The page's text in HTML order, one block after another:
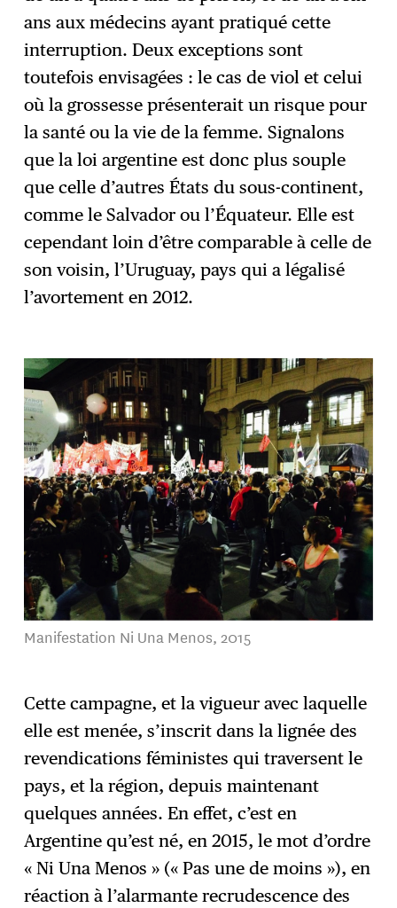
ans aux médecins ayant pratiqué cette
interruption. Deux exceptions sont
toutefois envisagées : le cas de viol et celui
où la grossesse présenterait un risque pour
la santé ou la vie de la femme. Signalons
que la loi argentine est donc plus souple
que celle d’autres États du sous-continent,
comme le Salvador ou l’Équateur. Elle est
cependant loin d’être comparable à celle de
son voisin, l’Uruguay, pays qui a légalisé
l’avortement en 2012.
Manifestation Ni Una Menos, 2015
Cette campagne, et la vigueur avec laquelle
elle est menée, s’inscrit dans la lignée des
revendications féministes qui traversent le
pays, et la région, depuis maintenant
quelques années. En effet, c’est en
Argentine qu’est né, en 2015, le mot d’ordre
« Ni Una Menos » (« Pas une de moins »), en
réaction à l’alarmante recrudescence des